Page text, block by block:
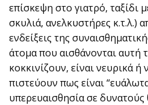
επίσκεψη στο γιατρό, ταξίδι
σκυλιά, ανελκυστήρες κ.τ.λ.)
ενδείξεις της
άτομα που αισθάνονται αυτή
κοκκινίζουν, είναι νευρικά
πιστεύουν πως είναι
υπερευαισθησία σε